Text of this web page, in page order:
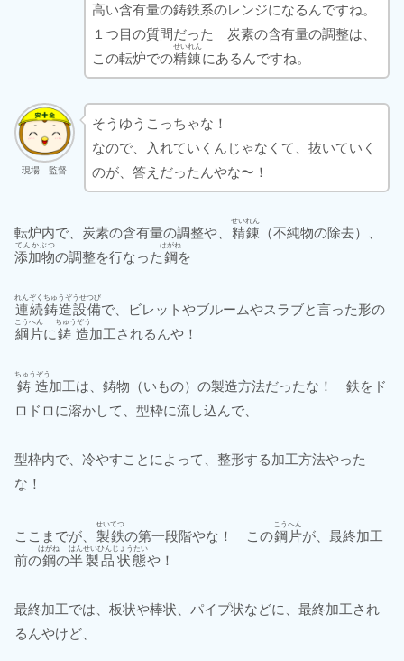
高い含有量の鋳鉄系のレンジになるんですね。
１つ目の質問だった 炭素の含有量の調整は、
この転炉での精錬
せいれん
にあるんですね。
現場 監督
そうゆうこっちゃな！
なので、入れていくんじゃなくて、抜いていく
のが、答えだったんやな〜！
転炉内で、炭素の含有量の調整や、 精錬
せいれん
（不純物の除去）、
添加物
てんかぶつ
の調整を行なった鋼
はがね
を
連続鋳造設備
れんぞくちゅうぞうせつび
で、ビレットやブルームやスラブと言った形の
綱片
こうへん
に鋳造
ちゅうぞう
加工されるんや！
鋳造
ちゅうぞう
加工は、鋳物（いもの）の製造方法だったな！ 鉄をド
ロドロに溶かして、型枠に流し込んで、
型枠内で、冷やすことによって、整形する加工方法やった
な！
ここまでが、 製鉄
せいてつ
の第一段階やな！ この鋼片
こうへん
が、最終加工
前の鋼
はがね
の半製品状態
はんせいひんじょうたい
や！
最終加工では、板状や棒状、パイプ状などに、最終加工され
るんやけど、